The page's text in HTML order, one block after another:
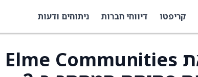
קריפטו דיווחי חברות ניתוחים ודעות